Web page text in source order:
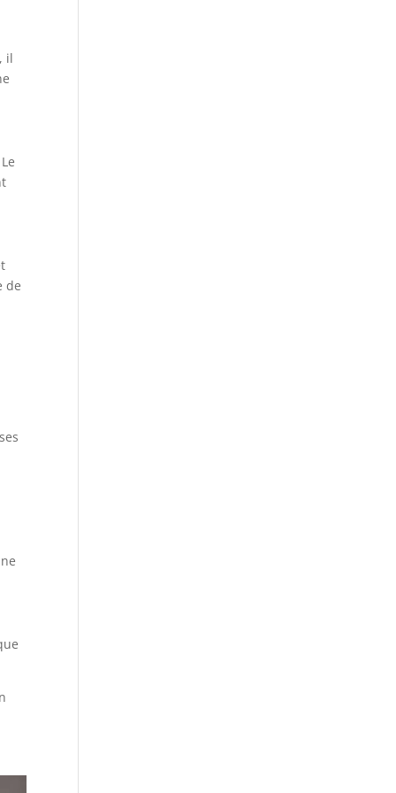
il
de